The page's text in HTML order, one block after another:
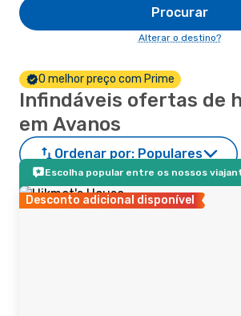
Procurar
Alterar o destino?
O melhor preço com Prime
Infindáveis ofertas de
em Avanos
Ordenar por: Populares
Escolha popular entre os nossos
Desconto adicional disponível